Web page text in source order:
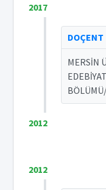
2017
DOÇENT
MERSİN
2012
2012